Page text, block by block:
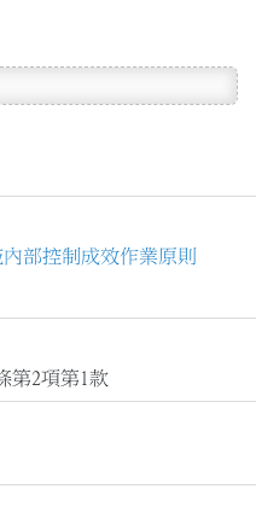
部控制成效作業原則
第2項第1款